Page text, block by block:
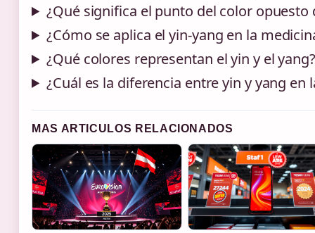
¿Qué significa el punto del color
¿Cómo se aplica el yin-yang en la
¿Qué colores representan el yin y el yang?
¿Cuál es la diferencia entre yin y yang en
MAS ARTICULOS RELACIONADOS